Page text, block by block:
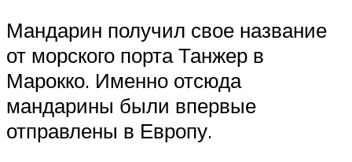
Мандарин получил свое название
от морского порта Танжер в
Марокко. Именно отсюда
мандарины были впервые
отправлены в Европу.